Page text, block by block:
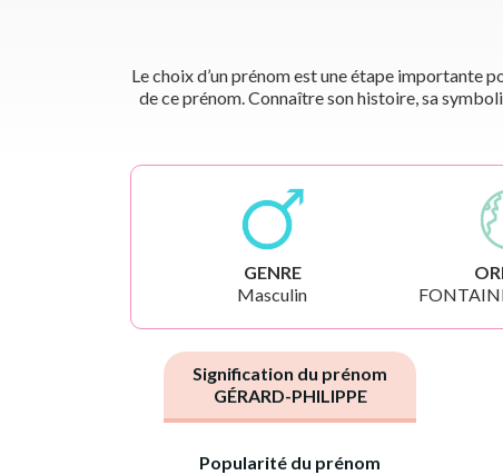
Le choix d’un prénom est une étape importante
de ce prénom. Connaître son histoire, sa
GENRE
Masculin
Signification du prénom
GÉRARD-PHILIPPE
Popularité du prénom